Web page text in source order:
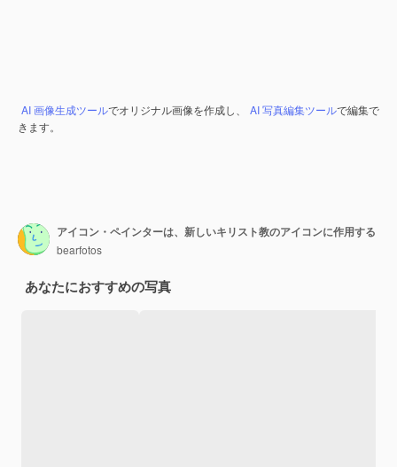
AI 画像生成ツールでオリジナル画像を作成し、 AI 写真編集ツールで編集で
きます。
アイコン・ペインターは、新しいキリスト教のアイコンに作用する
bearfotos
あなたにおすすめの写真